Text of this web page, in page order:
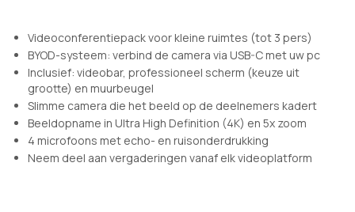
Videoconferentiepack voor kleine ruimtes (tot 3 pers)
BYOD-systeem: verbind de camera via USB-C met uw pc
Inclusief: videobar, professioneel scherm (keuze uit
grootte) en muurbeugel
Slimme camera die het beeld op de deelnemers kadert
Beeldopname in Ultra High Definition (4K) en 5x zoom
4 microfoons met echo- en ruisonderdrukking
Neem deel aan vergaderingen vanaf elk videoplatform